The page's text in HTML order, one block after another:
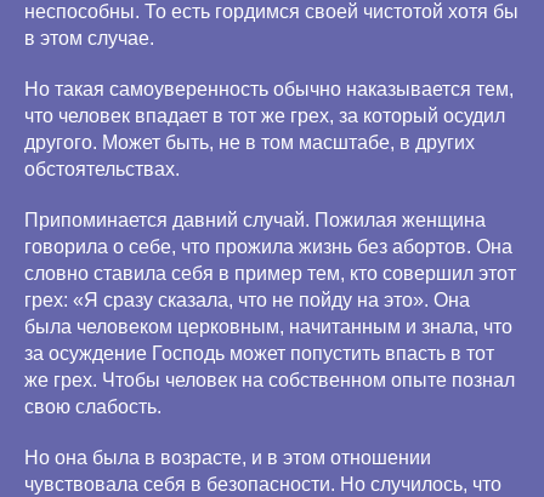
неспособны. То есть гордимся своей чистотой хотя бы
в этом случае.
Но такая самоуверенность обычно наказывается тем,
что человек впадает в тот же грех, за который осудил
другого. Может быть, не в том масштабе, в других
обстоятельствах.
Припоминается давний случай. Пожилая женщина
говорила о себе, что прожила жизнь без абортов. Она
словно ставила себя в пример тем, кто совершил этот
грех: «Я сразу сказала, что не пойду на это». Она
была человеком церковным, начитанным и знала, что
за осуждение Господь может попустить впасть в тот
же грех. Чтобы человек на собственном опыте познал
свою слабость.
Но она была в возрасте, и в этом отношении
чувствовала себя в безопасности. Но случилось, что